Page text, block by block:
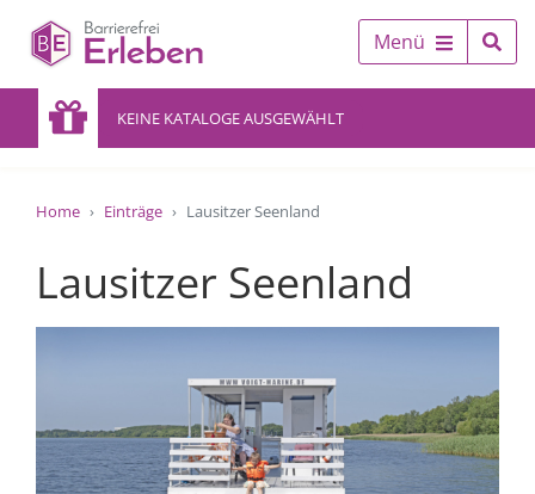
Menü
KEINE KATALOGE AUSGEWÄHLT
Home Einträge Lausitzer Seenland
Lausitzer Seenland